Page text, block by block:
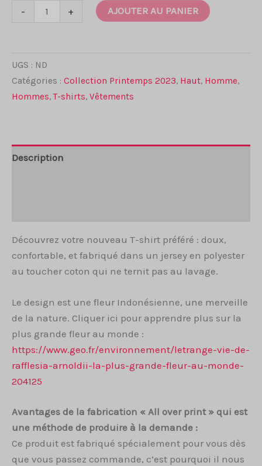
-
quantité
print
t-
shirt
+ AJOUTER AU PANIER
UGS : ND
Catégories : Collection Printemps 2023, Haut, Homme,
Hommes,T-shirts, Vêtements
Description
Découvrez votre nouveau T-shirt préféré : doux,
confortable, et fabriqué dans un jersey en polyester
au toucher coton qui ne ternit pas au lavage.
Le design est une fleur Indonésienne, une merveille
de la nature. Cliquer ici pour apprendre plus sur la
plus grande fleur au monde :
https://www.geo.fr/environnement/letrange-vie-de-
rafflesia-arnoldii-la-plus-grande-fleur-au-monde-
204125
Avantages de la fabrication « All over print » qui est
une méthode de produire à la demande :
Ce produit est fabriqué spécialement pour vous dès
que vous passez commande, c’est pourquoi il nous